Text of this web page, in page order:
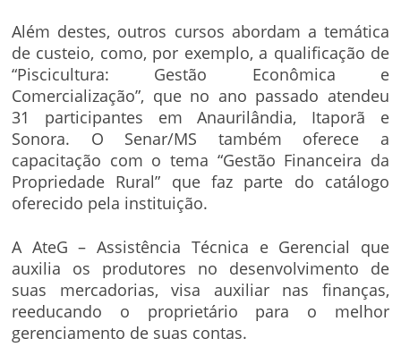
Além destes, outros cursos abordam a temática
de custeio, como, por exemplo, a qualificação de
“Piscicultura: Gestão Econômica e
Comercialização”, que no ano passado atendeu
31 participantes em Anaurilândia, Itaporã e
Sonora. O Senar/MS também oferece a
capacitação com o tema “Gestão Financeira da
Propriedade Rural” que faz parte do catálogo
oferecido pela instituição.
A AteG – Assistência Técnica e Gerencial que
auxilia os produtores no desenvolvimento de
suas mercadorias, visa auxiliar nas finanças,
reeducando o proprietário para o melhor
gerenciamento de suas contas.